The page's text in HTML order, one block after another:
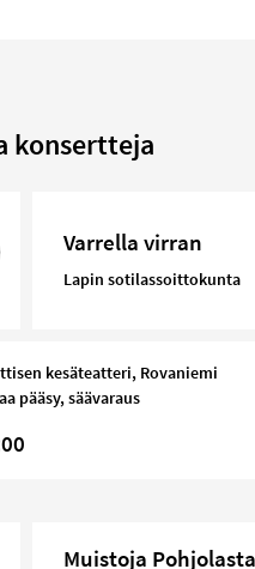
konsertteja
Varrella virran
Lapin sotilassoittokunta
kesäteatteri, Rovaniemi
pääsy, säävaraus
Muistoja